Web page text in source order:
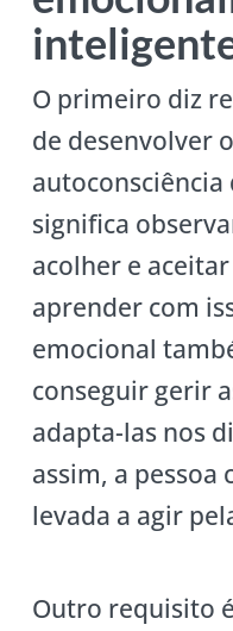
O primeiro diz
de desenvolver
autoconsciência
significa
acolher e
aprender com
emocional
conseguir gerir
adapta-las nos
assim, a pessoa
levada a agir
Outro requisito